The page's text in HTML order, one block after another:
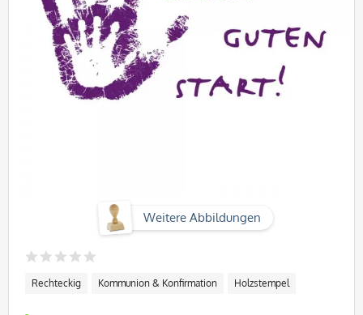
Weitere Abbildungen
Rechteckig Kommunion & Konfirmation Holzstempel